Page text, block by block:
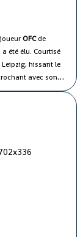
OFCde
a été élu. Courtisé
hissant le
avec son